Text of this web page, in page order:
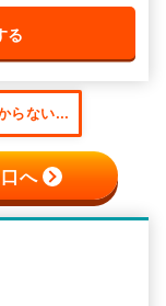
る
らない...
へ